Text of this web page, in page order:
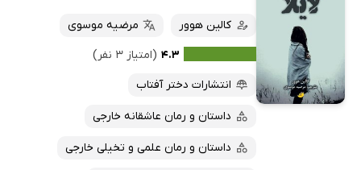
کالین هوور
مرضیه موسوی
۴.۳ (امتیاز ۳ نفر)
انتشارات دختر آفتاب
داستان و رمان عاشقانه خارجی
داستان و رمان علمی و تخیلی خارجی